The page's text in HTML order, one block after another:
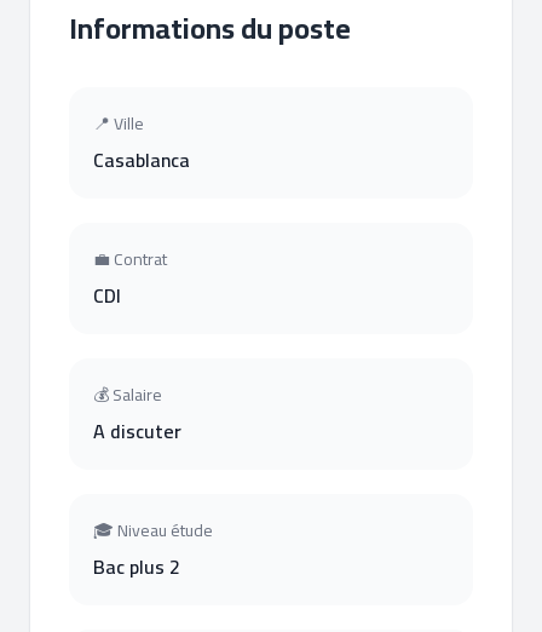
Informations du poste
📍 Ville
Casablanca
💼 Contrat
CDI
💰 Salaire
A discuter
🎓 Niveau étude
Bac plus 2